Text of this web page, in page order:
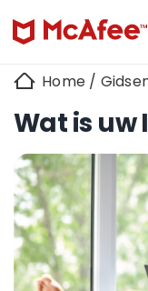
Home /
Wat is uw